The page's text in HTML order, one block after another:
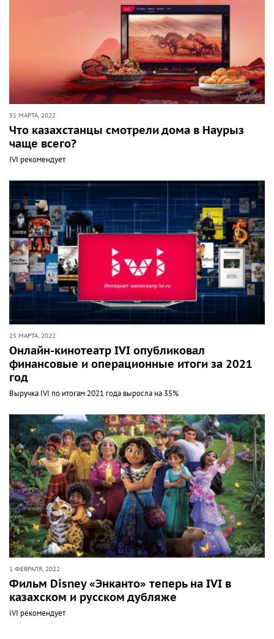
31 МАРТА, 2022
Что казахстанцы смотрели дома в Наурыз
чаще всего?
IVI рекомендует
25 МАРТА, 2022
Онлайн-кинотеатр IVI опубликовал
финансовые и операционные итоги за 2021
год
Выручка IVI по итогам 2021 года выросла на 35%
1 ФЕВРАЛЯ, 2022
Фильм Disney «Энканто» теперь на IVI в
казахском и русском дубляже
IVI рекомендует